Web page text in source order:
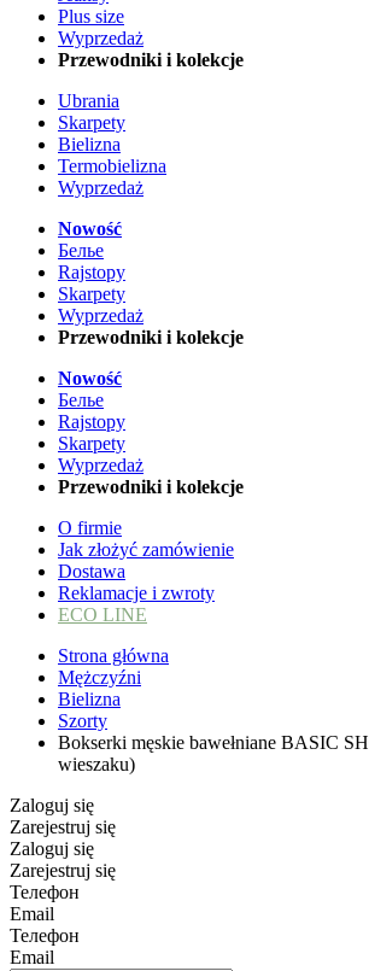
Plus size
Wyprzedaż
Przewodniki i kolekcje
Ubrania
Skarpety
Bielizna
Termobielizna
Wyprzedaż
Nowość
Белье
Rajstopy
Skarpety
Wyprzedaż
Przewodniki i kolekcje
Nowość
Белье
Rajstopy
Skarpety
Wyprzedaż
Przewodniki i kolekcje
O firmie
Jak złożyć zamówienie
Dostawa
Reklamacje i zwroty
ECO LINE
Strona główna
Mężczyźni
Bielizna
Szorty
Bokserki męskie bawełniane BASIC
wieszaku)
Zaloguj się
Zarejestruj się
Zaloguj się
Zarejestruj się
Телефон
Email
Телефон
Email